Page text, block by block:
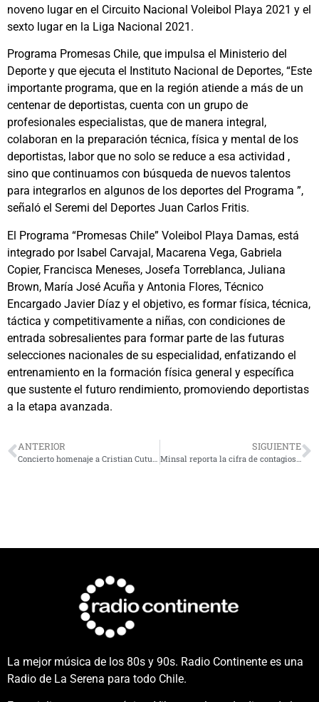
noveno lugar en el Circuito Nacional Voleibol Playa 2021 y el
sexto lugar en la Liga Nacional 2021.
Programa Promesas Chile, que impulsa el Ministerio del
Deporte y que ejecuta el Instituto Nacional de Deportes, “Este
importante programa, que en la región atiende a más de un
centenar de deportistas, cuenta con un grupo de
profesionales especialistas, que de manera integral,
colaboran en la preparación técnica, física y mental de los
deportistas, labor que no solo se reduce a esa actividad ,
sino que continuamos con búsqueda de nuevos talentos
para integrarlos en algunos de los deportes del Programa ”,
señaló el Seremi del Deportes Juan Carlos Fritis.
El Programa “Promesas Chile” Voleibol Playa Damas, está
integrado por Isabel Carvajal, Macarena Vega, Gabriela
Copier, Francisca Meneses, Josefa Torreblanca, Juliana
Brown, María José Acuña y Antonia Flores, Técnico
Encargado Javier Díaz y el objetivo, es formar física, técnica,
táctica y competitivamente a niñas, con condiciones de
entrada sobresalientes para formar parte de las futuras
selecciones nacionales de su especialidad, enfatizando el
entrenamiento en la formación física general y específica
que sustente el futuro rendimiento, promoviendo deportistas
a la etapa avanzada.
ANTERIOR SIGUIENTE
La mejor música de los 80s y 90s. Radio Continente es una
Radio de La Serena para todo Chile.